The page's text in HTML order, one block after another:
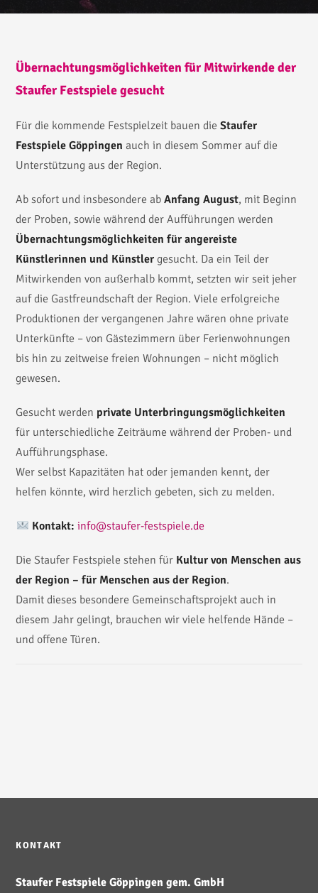
Übernachtungsmöglichkeiten für Mitwirkende der
Staufer Festspiele gesucht
Für die kommende Festspielzeit bauen dieStaufer
Festspiele Göppingen auch in diesem Sommer auf die
Unterstützung aus der Region.
Ab sofort und insbesondere abAnfang August, mit Beginn
der Proben, sowie während der Aufführungen werden
Übernachtungsmöglichkeiten für angereiste
Künstlerinnen und Künstler gesucht. Da ein Teil der
Mitwirkenden von außerhalb kommt, setzten wir seit jeher
auf die Gastfreundschaft der Region. Viele erfolgreiche
Produktionen der vergangenen Jahre wären ohne private
Unterkünfte – von Gästezimmern über Ferienwohnungen
bis hin zu zeitweise freien Wohnungen – nicht möglich
gewesen.
Gesucht werden private Unterbringungsmöglichkeiten
für unterschiedliche Zeiträume während der Proben- und
Aufführungsphase.
Wer selbst Kapazitäten hat oder jemanden kennt, der
helfen könnte, wird herzlich gebeten, sich zu melden.
Kontakt: info@staufer-festspiele.de
Die Staufer Festspiele stehen für Kultur von Menschen aus
der Region – für Menschen aus der Region.
Damit dieses besondere Gemeinschaftsprojekt auch in
diesem Jahr gelingt, brauchen wir viele helfende Hände –
und offene Türen.
KONTAKT
Staufer Festspiele Göppingen gem. GmbH